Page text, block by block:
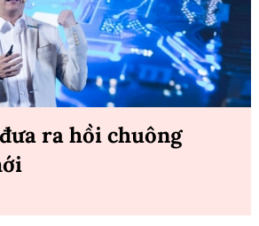
ra hồi chuông